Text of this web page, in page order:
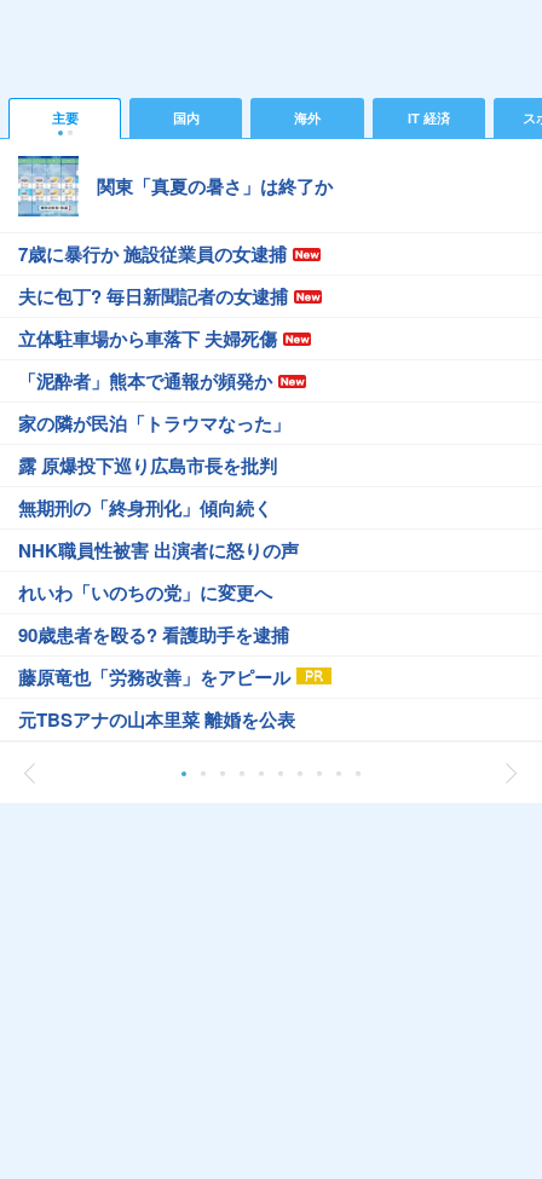
主要 国内 海外 IT 経済 ス
関東「真夏の暑さ」は終了か
7歳に暴行か 施設従業員の女逮捕
夫に包丁? 毎日新聞記者の女逮捕
立体駐車場から車落下 夫婦死傷
「泥酔者」熊本で通報が頻発か
家の隣が民泊「トラウマなった」
露 原爆投下巡り広島市長を批判
無期刑の「終身刑化」傾向続く
NHK職員性被害 出演者に怒りの声
れいわ「いのちの党」に変更へ
90歳患者を殴る? 看護助手を逮捕
藤原竜也「労務改善」をアピール
元TBSアナの山本里菜 離婚を公表